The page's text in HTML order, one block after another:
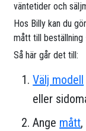
väntetider och
Hos Billy kan du
mått till beställning
Så här går det till:
Välj modell
eller
Ange mått